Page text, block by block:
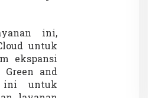
ini,
untuk
ekspansi
Green and
ini untuk